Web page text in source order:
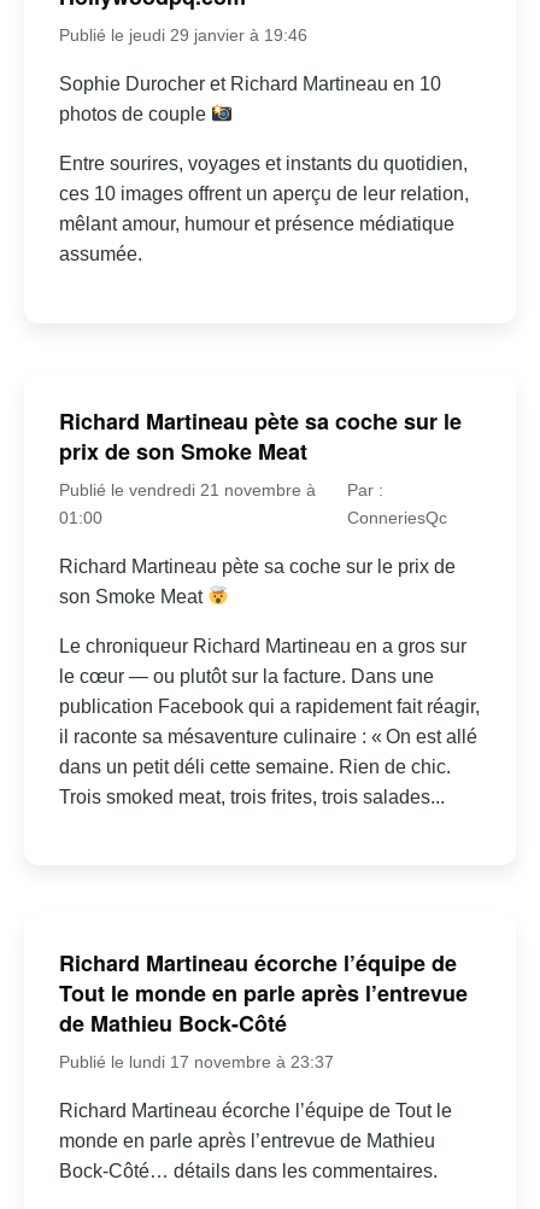
Publié le jeudi 29 janvier à 19:46
Sophie Durocher et Richard Martineau en 10
photos de couple
Entre sourires, voyages et instants du quotidien,
ces 10 images offrent un aperçu de leur relation,
mêlant amour, humour et présence médiatique
assumée.
Richard Martineau pète sa coche sur le
prix de son Smoke Meat
Publié le vendredi 21 novembre à
01:00
Par :
ConneriesQc
Richard Martineau pète sa coche sur le prix de
son Smoke Meat
Le chroniqueur Richard Martineau en a gros sur
le cœur — ou plutôt sur la facture. Dans une
publication Facebook qui a rapidement fait réagir,
il raconte sa mésaventure culinaire : « On est allé
dans un petit déli cette semaine. Rien de chic.
Trois smoked meat, trois frites, trois salades...
Richard Martineau écorche l’équipe de
Tout le monde en parle après l’entrevue
de Mathieu Bock-Côté
Publié le lundi 17 novembre à 23:37
Richard Martineau écorche l’équipe de Tout le
monde en parle après l’entrevue de Mathieu
Bock-Côté… détails dans les commentaires.